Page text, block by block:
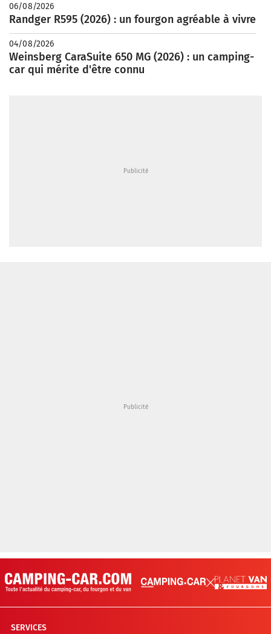
06/08/2026
Randger R595 (2026) : un fourgon agréable à vivre
04/08/2026
Weinsberg CaraSuite 650 MG (2026) : un camping-
car qui mérite d'être connu
SERVICES